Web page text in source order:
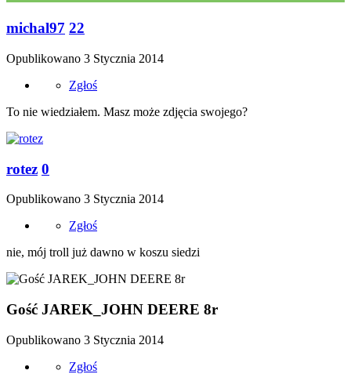
michal97 22
Opublikowano 3 Stycznia 2014
Zgłoś
To nie wiedziałem. Masz może zdjęcia swojego?
rotez 0
Opublikowano 3 Stycznia 2014
Zgłoś
nie, mój troll już dawno w koszu siedzi
Gość JAREK_JOHN DEERE 8r
Opublikowano 3 Stycznia 2014
Zgłoś